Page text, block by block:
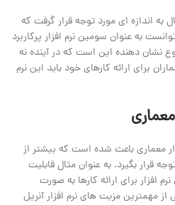
به اندازه ای مورد توجه قرار گرفت که
به عنوان سومین نرم افزار پرکاربرد
نشان دهنده این است که در آینده نه
برای ارائه کارهای خود باید این نرم
معماری باعث شده است که بیشتر از
قرار بگیرد. به عنوان مثال قابلیت
افزار برای ارائه کارها به صورت
مهمترین مزیت های نرم افزار آنریل